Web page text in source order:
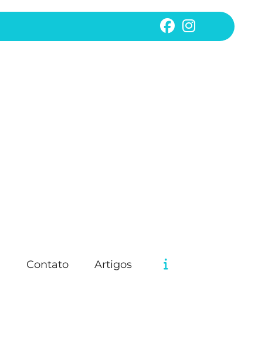
Contato Artigos